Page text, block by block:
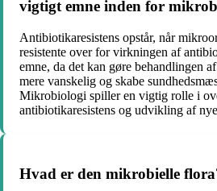
vigtigt emne inden for
Antibiotikaresistens opstår, når
resistente over for virkningen af
emne, da det kan gøre behandlingen
mere vanskelig og skabe
Mikrobiologi spiller en vigtig rolle i
antibiotikaresistens og udvikling af
Hvad er den mikrobielle